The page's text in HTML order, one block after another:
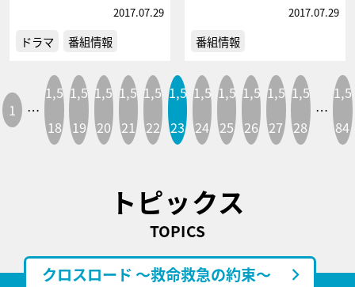
2017.07.29
ドラマ 番組情報
2017.07.29
番組情報
1 …
1,5
18
1,5
19
1,5
20
1,5
21
1,5
22
1,5
23
1,5
24
1,5
25
1,5
26
1,5
27
1,5
28
…
1,5
84
トピックス
TOPICS
クロスロード ～救命救急の約束～